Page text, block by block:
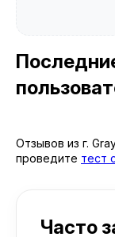
Отзывов из г.
проведите тест
Часто